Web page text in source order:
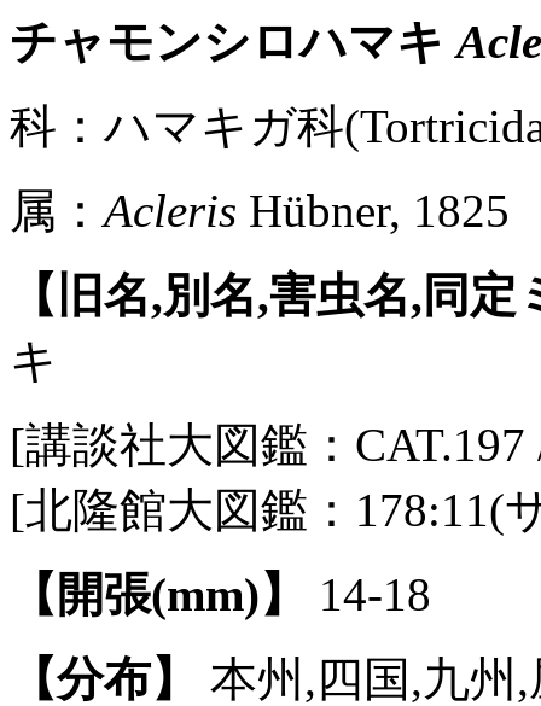
チャモンシロハマキ
科：ハマキガ科
属：Acleris Hübner, 1825
【旧名,別名,害虫名,同
キ
[講談社大図鑑：
[北隆館大図鑑：178:11(
【開張(mm)】
14-18
【分布】
本州,四国,九州